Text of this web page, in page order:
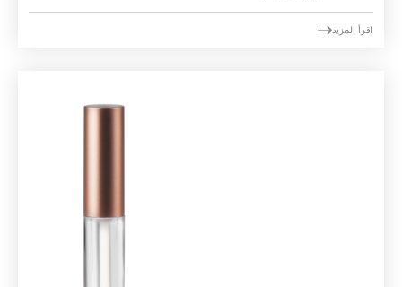
اقرأ المزيد